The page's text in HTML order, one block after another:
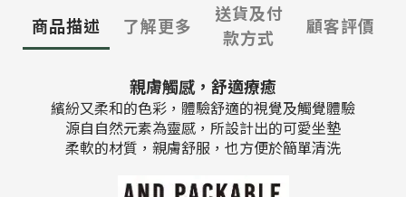
商品描述 了解更多
送貨及付
款方式
顧客評價
親膚觸感，舒適療癒
繽紛又柔和的色彩，體驗舒適的視覺及觸覺體驗
源自自然元素為靈感，所設計出的可愛坐墊
柔軟的材質，親膚舒服，也方便於簡單清洗